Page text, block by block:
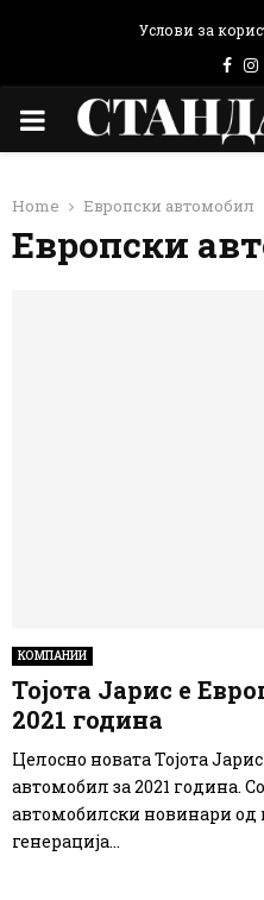
Услови за
PRIMARY
Home Европски автомобил
Европски
КОМПАНИИ
Тојота Јарис е
2021 година
Целосно новата Тојота
автомобил за 2021 година.
автомобилски новинари од
генерација...